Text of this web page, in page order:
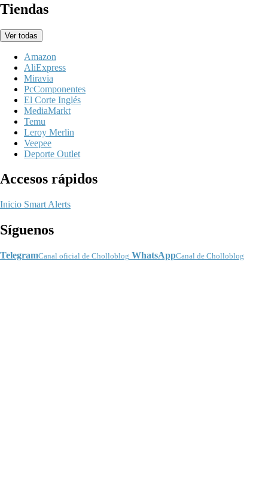
Tiendas
Ver todas
Amazon
AliExpress
Miravia
PcComponentes
El Corte Inglés
MediaMarkt
Temu
Leroy Merlin
Veepee
Deporte Outlet
Accesos rápidos
Inicio Smart Alerts
Síguenos
TelegramCanal oficial de Cholloblog WhatsAppCanal de Cholloblog